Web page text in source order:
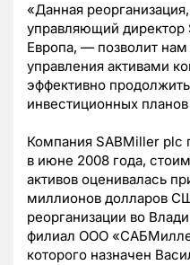
«Данная
управляющий директор
Европа, — позволит
управления активами
эффективно
инвестиционных
Компания SABMiller plc
в июне 2008 года,
активов оценивалась
миллионов долларов
реорганизации во
филиал ООО
которого назначен